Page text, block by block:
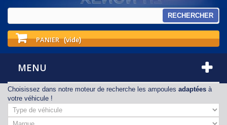
RECHERCHER
PANIER (vide)
MENU
Choisissez dans notre moteur de recherche les ampoules adaptées à
votre véhicule !